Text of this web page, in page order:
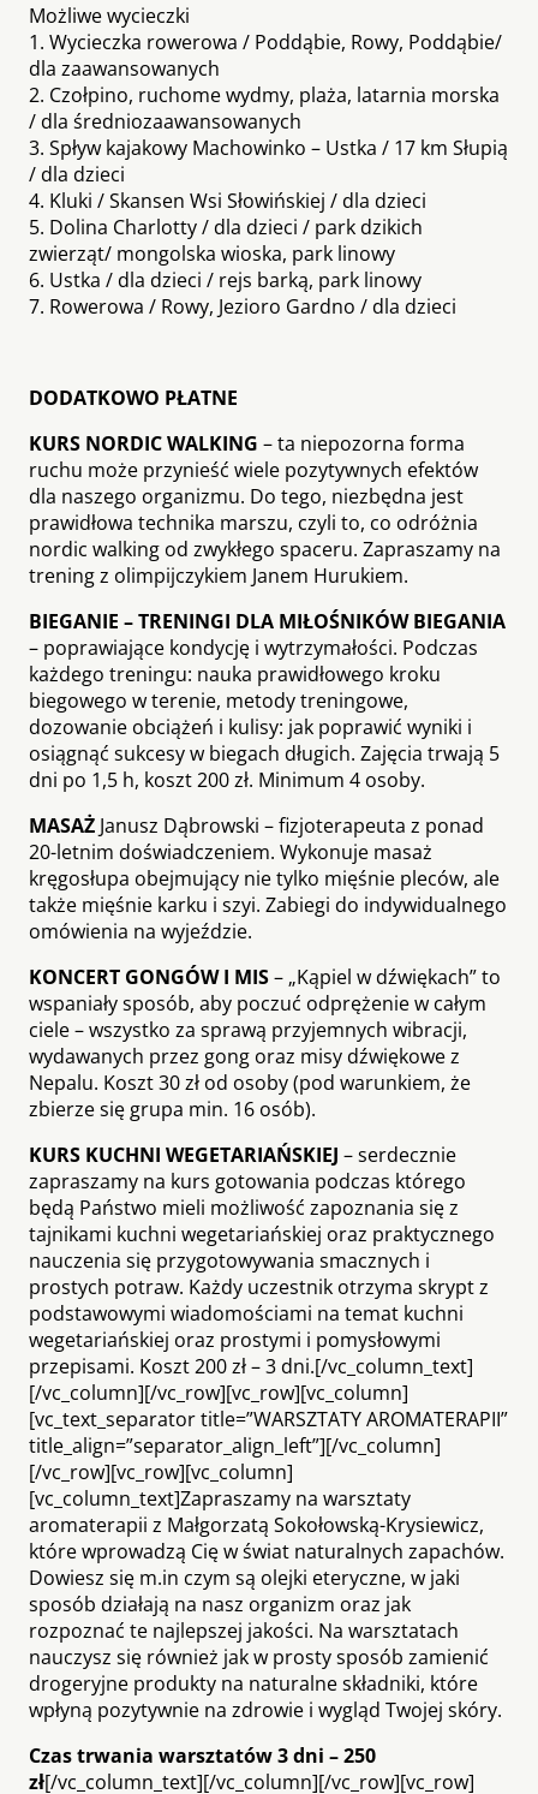
Możliwe wycieczki
1. Wycieczka rowerowa / Poddąbie, Rowy, Poddąbie/
dla zaawansowanych
2. Czołpino, ruchome wydmy, plaża, latarnia morska
/ dla średniozaawansowanych
3. Spływ kajakowy Machowinko – Ustka / 17 km Słupią
/ dla dzieci
4. Kluki / Skansen Wsi Słowińskiej / dla dzieci
5. Dolina Charlotty / dla dzieci / park dzikich
zwierząt/ mongolska wioska, park linowy
6. Ustka / dla dzieci / rejs barką, park linowy
7. Rowerowa / Rowy, Jezioro Gardno / dla dzieci
DODATKOWO PŁATNE
KURS NORDIC WALKING – ta niepozorna forma
ruchu może przynieść wiele pozytywnych efektów
dla naszego organizmu. Do tego, niezbędna jest
prawidłowa technika marszu, czyli to, co odróżnia
nordic walking od zwykłego spaceru. Zapraszamy na
trening z olimpijczykiem Janem Hurukiem.
BIEGANIE – TRENINGI DLA MIŁOŚNIKÓW BIEGANIA
– poprawiające kondycję i wytrzymałości. Podczas
każdego treningu: nauka prawidłowego kroku
biegowego w terenie, metody treningowe,
dozowanie obciążeń i kulisy: jak poprawić wyniki i
osiągnąć sukcesy w biegach długich. Zajęcia trwają 5
dni po 1,5 h, koszt 200 zł. Minimum 4 osoby.
MASAŻ Janusz Dąbrowski – fizjoterapeuta z ponad
20-letnim doświadczeniem. Wykonuje masaż
kręgosłupa obejmujący nie tylko mięśnie pleców, ale
także mięśnie karku i szyi. Zabiegi do indywidualnego
omówienia na wyjeździe.
KONCERT GONGÓW I MIS– „Kąpiel w dźwiękach” to
wspaniały sposób, aby poczuć odprężenie w całym
ciele – wszystko za sprawą przyjemnych wibracji,
wydawanych przez gong oraz misy dźwiękowe z
Nepalu. Koszt 30 zł od osoby (pod warunkiem, że
zbierze się grupa min. 16 osób).
KURS KUCHNI WEGETARIAŃSKIEJ – serdecznie
zapraszamy na kurs gotowania podczas którego
będą Państwo mieli możliwość zapoznania się z
tajnikami kuchni wegetariańskiej oraz praktycznego
nauczenia się przygotowywania smacznych i
prostych potraw. Każdy uczestnik otrzyma skrypt z
podstawowymi wiadomościami na temat kuchni
wegetariańskiej oraz prostymi i pomysłowymi
przepisami. Koszt 200 zł – 3 dni.[/vc_column_text]
[/vc_column][/vc_row][vc_row][vc_column]
[vc_text_separator title=”WARSZTATY AROMATERAPII”
title_align=”separator_align_left”][/vc_column]
[/vc_row][vc_row][vc_column]
[vc_column_text]Zapraszamy na warsztaty
aromaterapii z Małgorzatą Sokołowską-Krysiewicz,
które wprowadzą Cię w świat naturalnych zapachów.
Dowiesz się m.in czym są olejki eteryczne, w jaki
sposób działają na nasz organizm oraz jak
rozpoznać te najlepszej jakości. Na warsztatach
nauczysz się również jak w prosty sposób zamienić
drogeryjne produkty na naturalne składniki, które
wpłyną pozytywnie na zdrowie i wygląd Twojej skóry.
Czas trwania warsztatów 3 dni – 250
zł[/vc_column_text][/vc_column][/vc_row][vc_row]